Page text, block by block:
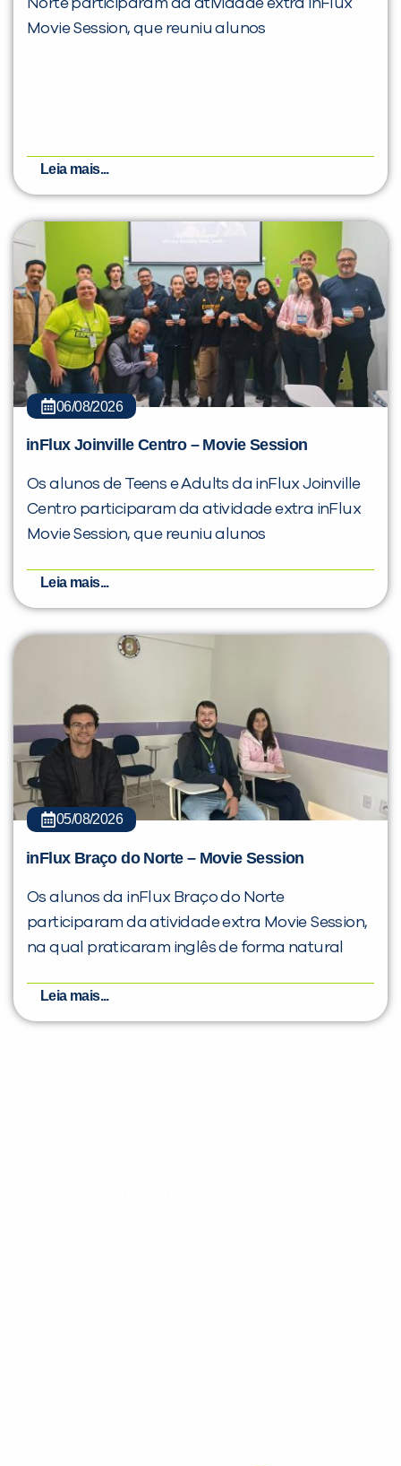
Norte participaram da atividade extra inFlux
Movie Session, que reuniu alunos
Leia mais...
06/08/2026
inFlux Joinville Centro – Movie Session
Os alunos de Teens e Adults da inFlux Joinville
Centro participaram da atividade extra inFlux
Movie Session, que reuniu alunos
Leia mais...
05/08/2026
inFlux Braço do Norte – Movie Session
Os alunos da inFlux Braço do Norte
participaram da atividade extra Movie Session,
na qual praticaram inglês de forma natural
Leia mais...